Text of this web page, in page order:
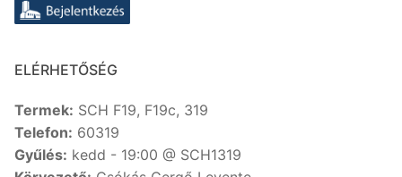
ELÉRHETŐSÉG
Termek: SCH F19, F19c, 319
Telefon: 60319
Gyűlés: kedd - 19:00 @ SCH1319